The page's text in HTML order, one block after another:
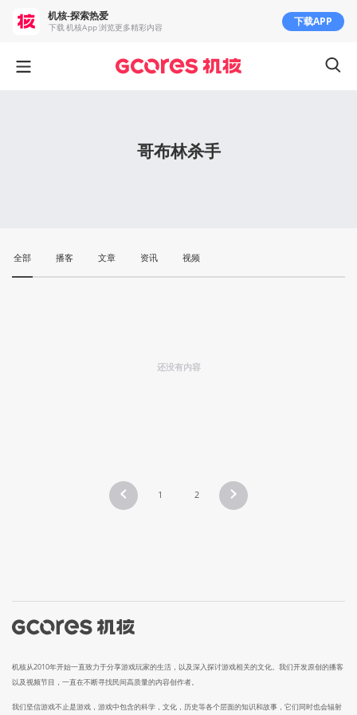
哥布林杀手
全部 播客 文章 资讯 视频
还没有内容
1 2
机核从2010年开始一直致力于分享游戏玩家的生活，以及深入探讨游戏相关的文化。我们开发原创的播客
以及视频节目，一直在不断寻找民间高质量的内容创作者。
我们坚信游戏不止是游戏，游戏中包含的科学，文化，历史等各个层面的知识和故事，它们同时也会辐射
机核-探索热爱
下载 机核App 浏览更多精彩内容 下载APP